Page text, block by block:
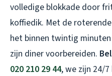
volledige blokkade door
koffiedik. Met de
het binnen twintig
zijn diner voorbereiden.
020 210 29 44, we zijn 24/7